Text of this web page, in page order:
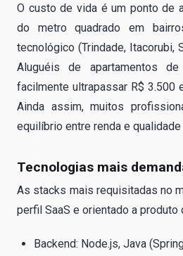
O custo de vida é um ponto de
do metro quadrado em
tecnológico (Trindade, Itacorubi,
Aluguéis de apartamentos
facilmente ultrapassar R$ 3.500
Ainda assim, muitos
equilíbrio entre renda e
Tecnologias mais
As stacks mais requisitadas no
perfil SaaS e orientado a produto
Backend: Node.js, Java